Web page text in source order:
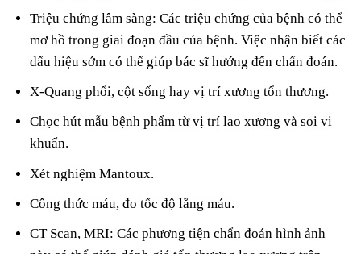
Triệu chứng lâm sàng: Các triệu chứng của bệnh có thể
mơ hồ trong giai đoạn đầu của bệnh. Việc nhận biết các
dấu hiệu sớm có thể giúp bác sĩ hướng đến chẩn đoán.
X-Quang phổi, cột sống hay vị trí xương tổn thương.
Chọc hút mẫu bệnh phẩm từ vị trí lao xương và soi vi
khuẩn.
Xét nghiệm Mantoux.
Công thức máu, đo tốc độ lắng máu.
CT Scan, MRI: Các phương tiện chẩn đoán hình ảnh